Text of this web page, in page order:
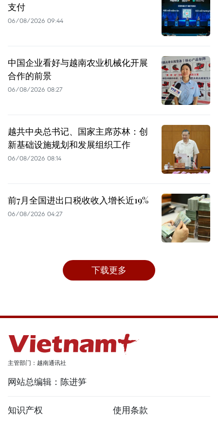
支付
06/08/2026 09:44
中国企业看好与越南农业机械化开展
合作的前景
06/08/2026 08:27
越共中央总书记、国家主席苏林：创
新基础设施规划和发展组织工作
06/08/2026 08:14
前7月全国进出口税收收入增长近19%
06/08/2026 04:27
下载更多
主管部门：越南通讯社
网站总编辑：陈进笋
知识产权
使用条款